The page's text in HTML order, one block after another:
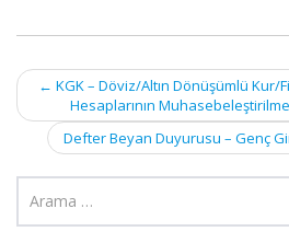
Post
navigation
← KGK – Döviz/Altın Dönüşümlü Kur/
Hesaplarının
Defter Beyan Duyurusu – Genç